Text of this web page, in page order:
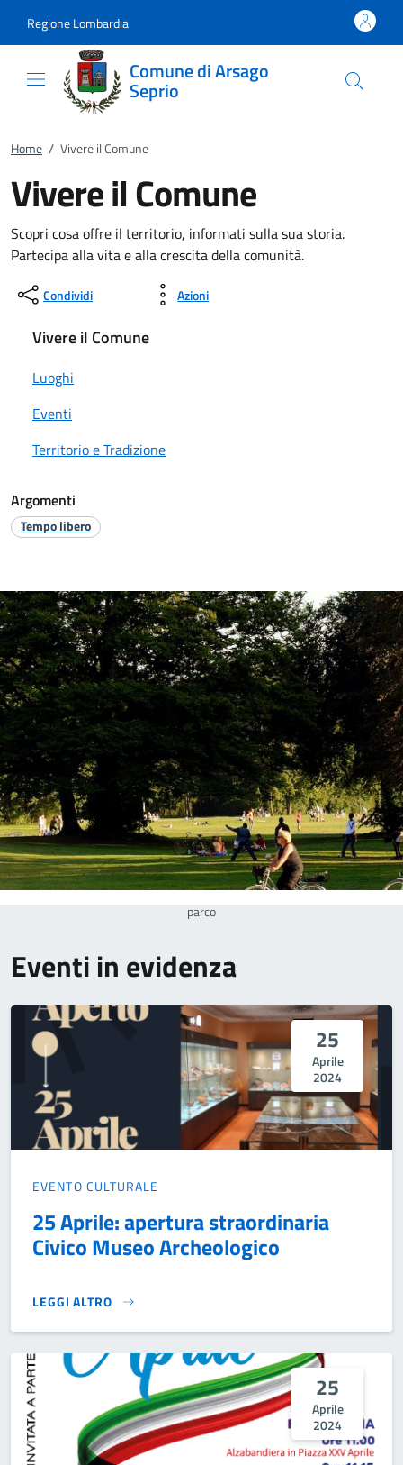
Regione Lombardia
Comune di Arsago
Seprio
Home / Vivere il Comune
Vivere il Comune
Scopri cosa offre il territorio, informati sulla sua storia.
Partecipa alla vita e alla crescita della comunità.
Condividi Azioni
Vivere il Comune
Luoghi
Eventi
Territorio e Tradizione
Argomenti
Tempo libero
parco
Eventi in evidenza
25
Aprile
2024
EVENTO CULTURALE
25 Aprile: apertura straordinaria
Civico Museo Archeologico
LEGGI ALTRO
25 APRILE: APERTURA STRAORDINARIA CIVICO MUSEO
25
Aprile
2024